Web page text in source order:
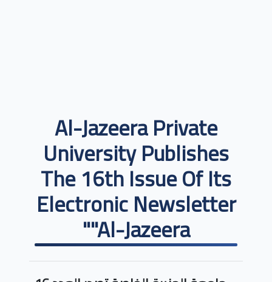
Al-Jazeera Private
University Publishes
The 16th Issue Of Its
Electronic Newsletter
"Al-Jazeera"